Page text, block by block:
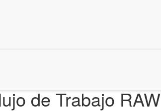
de Trabajo RAW